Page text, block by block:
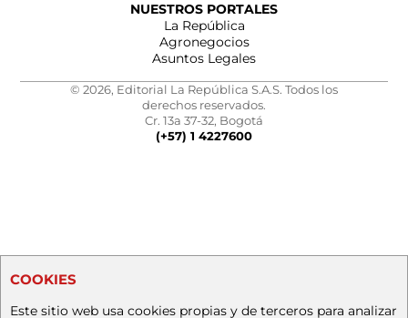
NUESTROS PORTALES
La República
Agronegocios
Asuntos Legales
© 2026, Editorial La República S.A.S. Todos los
derechos reservados.
Cr. 13a 37-32, Bogotá
(+57) 1 4227600
COOKIES
Este sitio web usa cookies propias y de terceros para analizar